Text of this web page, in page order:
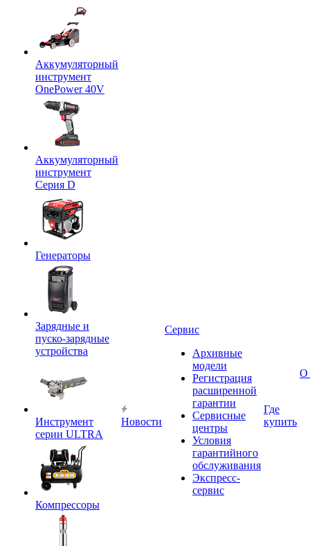
Аккумуляторный
инструмент
OnePower 40V
Аккумуляторный
инструмент
Серия D
Генераторы
Зарядные и
пуско-зарядные
устройства
Инструмент
серии ULTRA
Компрессоры
Новости
Сервис
Архивные
модели
Регистрация
расширенной
гарантии
Сервисные
центры
Условия
гарантийного
обслуживания
Экспресс-
сервис
Где
купить
О